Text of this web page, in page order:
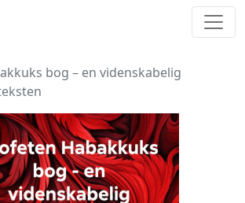
bog – en videnskabelig